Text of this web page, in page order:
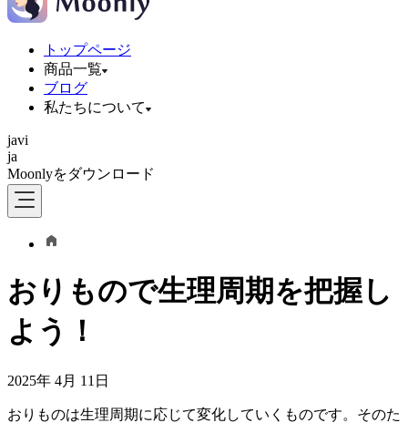
トップページ
商品一覧
ブログ
私たちについて
javi
ja
Moonlyをダウンロード
おりもので生理周期を把握し
よう！
2025年 4月 11日
おりものは生理周期に応じて変化していくものです。そのた